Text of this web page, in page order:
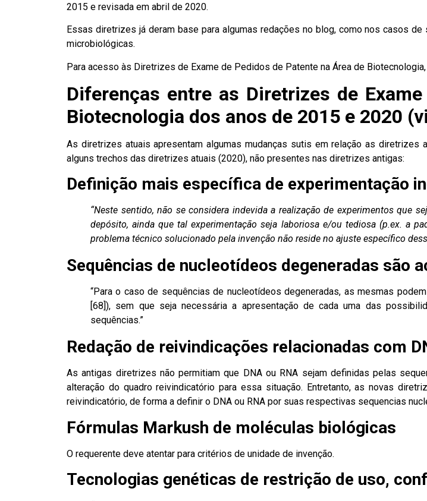
2015 e revisada em abril de 2020.
Essas diretrizes já deram base para algumas redações no blog, como nos casos de
microbiológicas.
Para acesso às Diretrizes de Exame de Pedidos de Patente na Área de
Diferenças entre as Diretrizes de
Biotecnologia dos anos de 2015 e 2020
As diretrizes atuais apresentam algumas mudanças sutis em relação as
alguns trechos das diretrizes atuais (2020), não presentes nas diretrizes antigas:
Definição mais específica de experimentação
“Neste sentido, não se considera indevida a realização de experimentos que
depósito, ainda que tal experimentação seja laboriosa e/ou tediosa (p.ex. a
problema técnico solucionado pela invenção não reside no ajuste específico
Sequências de nucleotídeos degeneradas são
“Para o caso de sequências de nucleotídeos degeneradas, as mesmas
[68]), sem que seja necessária a apresentação de cada uma das
sequências.”
Redação de reivindicações relacionadas com
As antigas diretrizes não permitiam que DNA ou RNA sejam definidas pelas
alteração do quadro reivindicatório para essa situação. Entretanto, as novas
reivindicatório, de forma a definir o DNA ou RNA por suas respectivas sequencias
Fórmulas Markush de moléculas biológicas
O requerente deve atentar para critérios de unidade de invenção.
Tecnologias genéticas de restrição de uso,